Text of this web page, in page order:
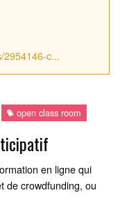
2954146-c...
open class room
en ligne qui
de crowdfunding, ou